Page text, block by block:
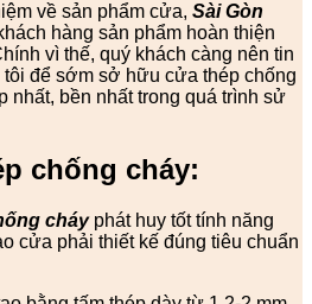
về sản phẩm cửa, Sài Gòn
hàng sản phẩm hoàn thiện
vì thế, quý khách càng nên tin
để sớm sở hữu cửa thép chống
nhất, bền nhất trong quá trình sử
chống cháy:
cháyphát huy tốt tính năng
cửa phải thiết kế đúng tiêu chuẩn